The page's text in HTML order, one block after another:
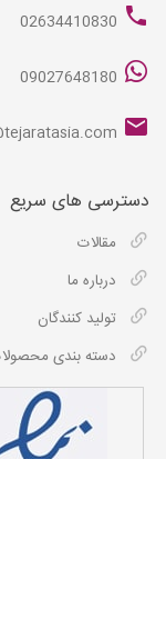
02634410830
09027648180
دسترسی های سریع
مقالات
درباره ما
تولید کنندگان
دسته بندی